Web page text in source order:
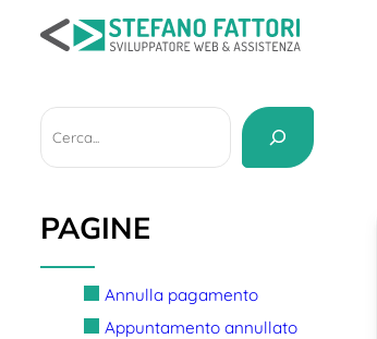
contenuto
Cerca
PAGINE
Annulla pagamento
Appuntamento annullato